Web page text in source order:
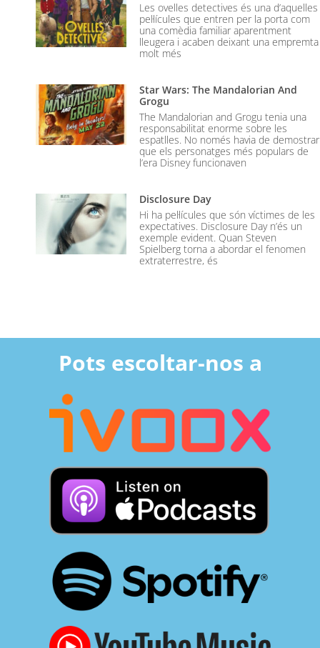
Les ovelles detectives és una d’aquelles
pel·lícules que entren per la porta com
una comèdia familiar aparentment
lleugera i acaben deixant una empremta
molt més
Star Wars: The Mandalorian And
Grogu
The Mandalorian and Grogu tenia una
responsabilitat enorme sobre les
espatlles. No només havia de demostrar
que els personatges més populars de
l’era Disney funcionaven
Disclosure Day
Hi ha pel·lícules que són víctimes de les
expectatives. Disclosure Day n’és un
exemple evident. Quan Steven
Spielberg torna a abordar el fenomen
extraterrestre, és
Pots escoltar-nos a